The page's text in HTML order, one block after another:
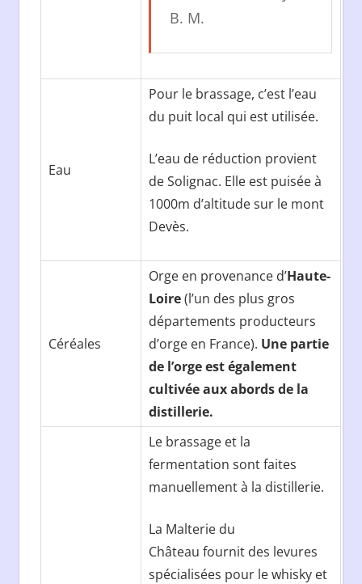
B. M.
Eau
Pour le brassage, c’est l’eau
du puit local qui est utilisée.
L’eau de réduction provient
de Solignac. Elle est puisée à
1000m d’altitude sur le mont
Devès.
Céréales
Orge en provenance d’Haute-
Loire(l’un des plus gros
départements producteurs
d’orge en France). Une partie
de l’orge est également
cultivée aux abords de la
distillerie.
Le brassage et la
fermentation sont faites
manuellement à la distillerie.
La Malterie du
Château fournit des levures
spécialisées pour le whisky et